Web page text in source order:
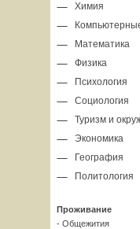
Химия
Математика
Физика
Психология
Социология
Туризм и
Экономика
География
Политология
Проживание
- Общежития